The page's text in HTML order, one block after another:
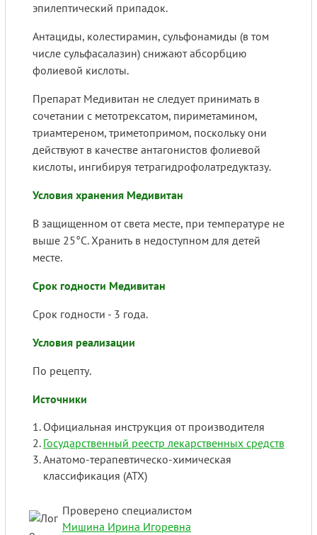
эпилептический припадок.
Антациды, колестирамин, сульфонамиды (в том
числе сульфасалазин) снижают абсорбцию
фолиевой кислоты.
Препарат Медивитан не следует принимать в
сочетании с метотрексатом, пириметамином,
триамтереном, триметопримом, поскольку они
действуют в качестве антагонистов фолиевой
кислоты, ингибируя тетрагидрофолатредуктазу.
Условия хранения Медивитан
В защищенном от света месте, при температуре не
выше 25°С. Хранить в недоступном для детей
месте.
Срок годности Медивитан
Срок годности - 3 года.
Условия реализации
По рецепту.
Источники
Официальная инструкция от производителя
Государственный реестр лекарственных средств
Анатомо-терапевтическо-химическая
классификация (ATX)
Проверено специалистом
Мишина Ирина Игоревна